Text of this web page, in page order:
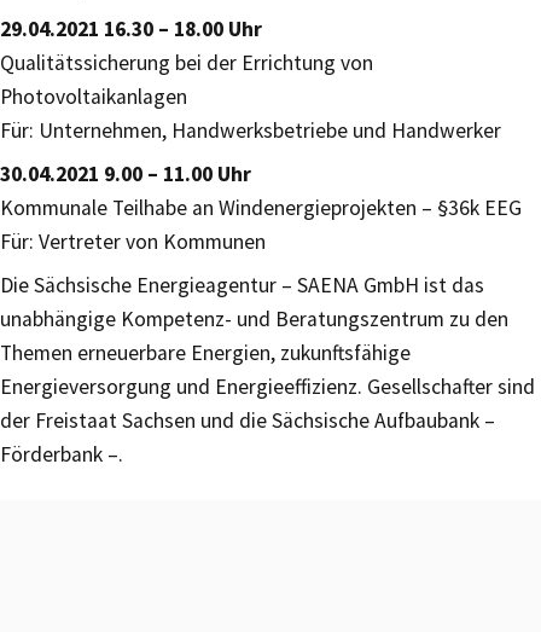
29.04.2021 16.30 – 18.00 Uhr
Qualitätssicherung bei der Errichtung von
Photovoltaikanlagen
Für: Unternehmen, Handwerksbetriebe und Handwerker
30.04.2021 9.00 – 11.00 Uhr
Kommunale Teilhabe an Windenergieprojekten – §36k EEG
Für: Vertreter von Kommunen
Die Sächsische Energieagentur – SAENA GmbH ist das
unabhängige Kompetenz- und Beratungszentrum zu den
Themen erneuerbare Energien, zukunftsfähige
Energieversorgung und Energieeffizienz. Gesellschafter sind
der Freistaat Sachsen und die Sächsische Aufbaubank –
Förderbank –.